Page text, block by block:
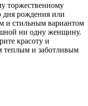
торжественному
дня рождения или
и стильным вариантом
ни одну женщину.
красоту и
теплым и заботливым